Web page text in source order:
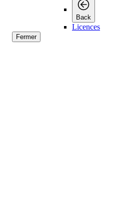
Back
Licences
Fermer